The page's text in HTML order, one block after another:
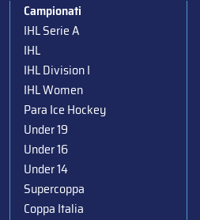
Campionati
IHL Serie A
IHL
IHL Division I
IHL Women
Para Ice Hockey
Under 19
Under 16
Under 14
Supercoppa
Coppa Italia